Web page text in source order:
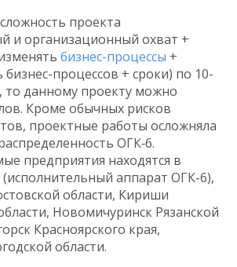
проекта
и организационный охват +
бизнес-процессы +
процессов + сроки) по 10-
то данному проекту можно
Кроме обычных рисков
проектные работы осложняла
ОГК‑6.
предприятия находятся в
аппарат ОГК-6),
области, Кириши
Новомичуринск Рязанской
Красноярского края,
области.